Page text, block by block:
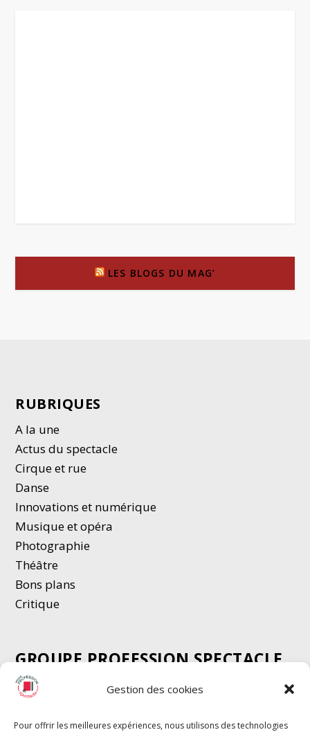
Gestion des cookies
Pour offrir les meilleures expériences, nous utilisons des technologies
LES BLOGS DU MAG’
RUBRIQUES
A la une
Actus du spectacle
Cirque et rue
Danse
Innovations et numérique
Musique et opéra
Photographie
Théâtre
Bons plans
Critique
GROUPE PROFESSION SPECTACLE
Chèque Intermittents
Chèque Compta